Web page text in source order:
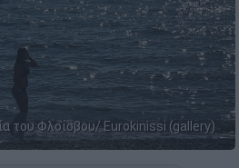
του Φλοίσβου/ Eurokinissi (gallery)